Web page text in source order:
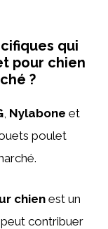
qui
pour chien
?
, Nylabone et
poulet
chien est un
contribuer